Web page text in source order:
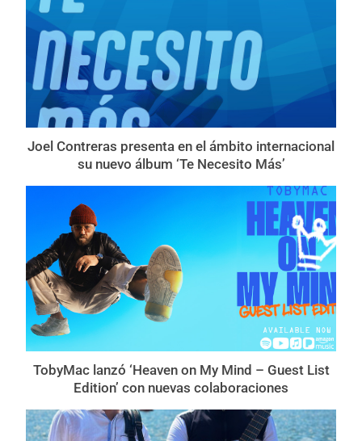
Joel Contreras presenta en el ámbito internacional
su nuevo álbum ‘Te Necesito Más’
TobyMac lanzó ‘Heaven on My Mind – Guest List
Edition’ con nuevas colaboraciones